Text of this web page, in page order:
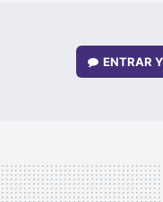
ENTRAR